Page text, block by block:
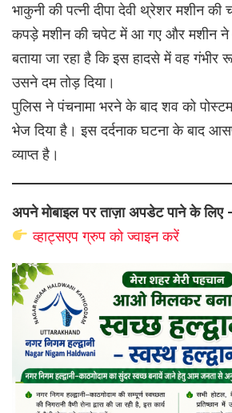
भाकुनी की पत्नी दीपा देवी थ्रेशर मशीन
कपड़े मशीन की चपेट में आ गए और मशीन ने
बताया जा रहा है कि इस हादसे में वह
उसने दम तोड़ दिया।
पुलिस ने पंचनामा भरने के बाद शव को
भेज दिया है। इस दर्दनाक घटना के बाद
व्याप्त है।
अपने मोबाइल पर ताज़ा अपडेट पाने के लिए
व्हाट्सएपग्रुप कोज्वाइन करें